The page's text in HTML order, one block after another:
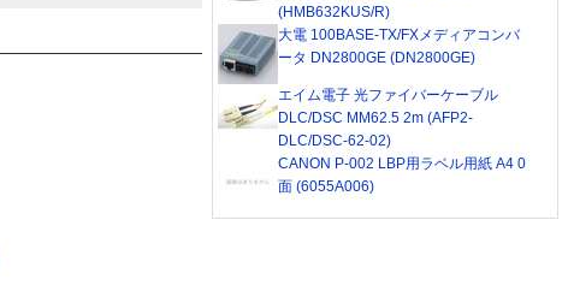
(HMB632KUS/R)
大電 100BASE-TX/FXメディアコンバ
ータ DN2800GE (DN2800GE)
エイム電子 光ファイバーケーブル
DLC/DSC MM62.5 2m (AFP2-
DLC/DSC-62-02)
CANON P-002 LBP用ラベル用紙 A4 0
面 (6055A006)